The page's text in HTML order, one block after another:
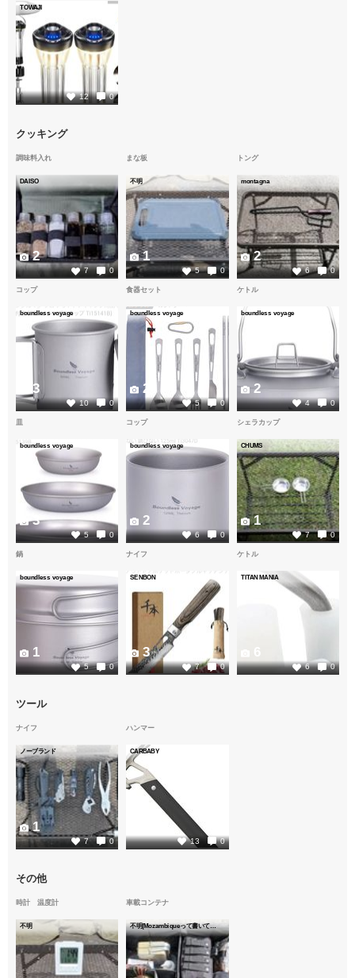
TOWAJI
12 0
クッキング
調味料入れ
DAISO
7 0
2
まな板
不明
5 0
1
トング
montagna
6 0
2
コップ
boundless voyage
10 0
3
食器セット
boundless voyage
5 0
2
ケトル
boundless voyage
4 0
2
皿
boundless voyage
5 0
3
コップ
boundless voyage
6 0
2
シェラカップ
CHUMS
7 0
1
鍋
boundless voyage
5 0
1
ナイフ
SENBON
7 0
3
ケトル
TITAN MANIA
6 0
6
ツール
ナイフ
ノーブランド
7 0
1
ハンマー
CARBABY
13 0
その他
時計 温度計
不明
車載コンテナ
不明(Mozambiqueって書いてありますが...😅)